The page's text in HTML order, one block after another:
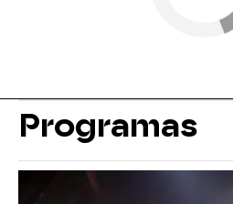
Programas